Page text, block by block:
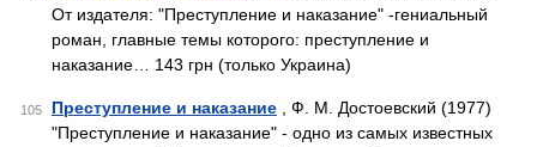
От издателя: "Преступление и наказание" -гениальный
роман, главные темы которого: преступление и
наказание… 143 грн (только Украина)
105 Преступление и наказание , Ф. М. Достоевский (1977)
"Преступление и наказание" - одно из самых известных